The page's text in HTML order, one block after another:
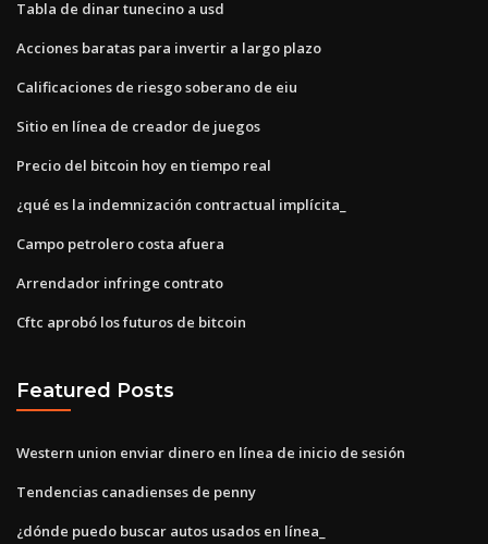
Tabla de dinar tunecino a usd
Acciones baratas para invertir a largo plazo
Calificaciones de riesgo soberano de eiu
Sitio en línea de creador de juegos
Precio del bitcoin hoy en tiempo real
¿qué es la indemnización contractual implícita_
Campo petrolero costa afuera
Arrendador infringe contrato
Cftc aprobó los futuros de bitcoin
Featured Posts
Western union enviar dinero en línea de inicio de sesión
Tendencias canadienses de penny
¿dónde puedo buscar autos usados ​​en línea_